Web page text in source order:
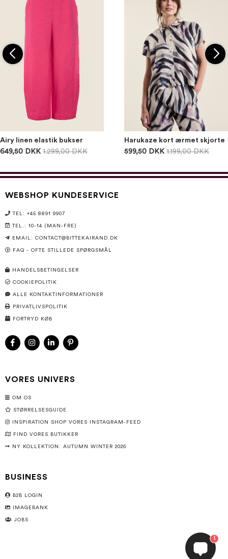
Airy linen elastik bukser
649,50 DKK 1.299,00 DKK
Harukaze kort ærmet skjorte
599,50 DKK 1.199,00 DKK
WEBSHOP KUNDESERVICE
TEL: +45 8891 9907
TEL.: 10-14 (MAN-FRE)
EMAIL: CONTACT@BITTEKAIRAND.DK
FAQ - OFTE STILLEDE SPØRGSMÅL
HANDELSBETINGELSER
COOKIEPOLITIK
ALLE KONTAKTINFORMATIONER
PRIVATLIVSPOLITIK
FORTRYD KØB
VORES UNIVERS
OM OS
STØRRELSESGUIDE
INSPIRATION SHOP VORES INSTAGRAM-FEED
FIND VORES BUTIKKER
NY KOLLEKTION: AUTUMN WINTER 2026
BUSINESS
B2B LOGIN
IMAGEBANK
JOBS
1